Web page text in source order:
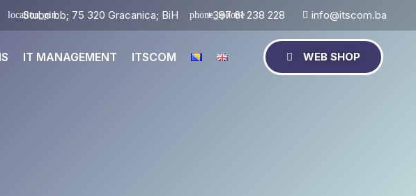
Stubo bb; 75 320 Gracanica; BiH +387 61 238 228 info@itscom.ba
IT MANAGEMENT ITSCOM WEB SHOP